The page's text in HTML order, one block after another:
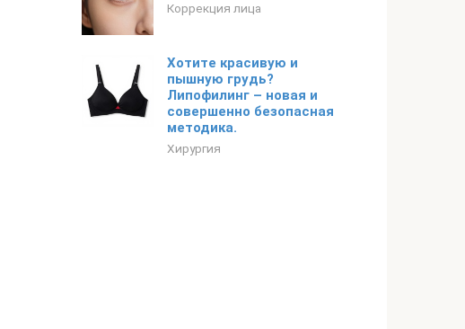
Коррекция лица
Хотите красивую и
пышную грудь?
Липофилинг – новая и
совершенно безопасная
методика.
Хирургия